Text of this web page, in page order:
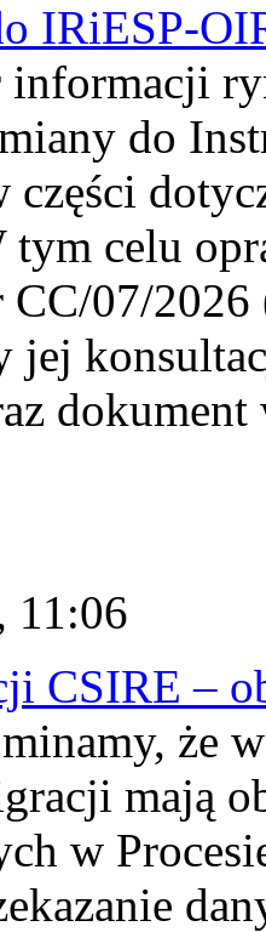
IRiESP-
informacji
do
części
tym celu
07/
jej
11:06
CSIRE –
że
mają
w